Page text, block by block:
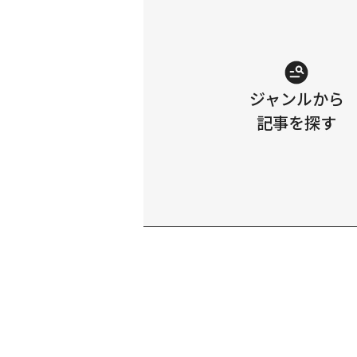
ジャンルから
記事を探す